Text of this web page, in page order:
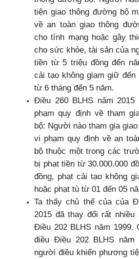
tiện giao thông đường bộ
về an toàn giao thông
cho tính mạng hoặc gây
cho sức khỏe, tài sản của
tiền từ 5 triệu đồng đến
cải tạo không giam giữ
từ 6 tháng đển 5 năm.
Điều 260 BLHS năm
phạm quy định về tham
bộ: Người nào tham gia
vi phạm quy định về an
bộ thuộc một trong các
bị phạt tiền từ 30.000.000
đồng, phạt cải tạo không
hoặc phạt tù từ 01 đến 05
Ta thấy chủ thể của của
2015 đã thay đổi rất
Điều 202 BLHS năm 1999.
điều Điều 202 BLHS
người điều khiển phương